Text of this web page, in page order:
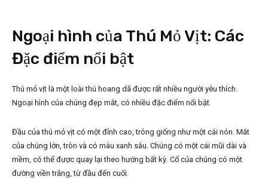
Ngoại hình của Thú Mỏ Vịt: Các
Đặc điểm nổi bật
Thú mỏ vịt là một loài thú hoang dã được rất nhiều người yêu thích.
Ngoại hình của chúng đẹp mắt, có nhiều đặc điểm nổi bật.
Đầu của thú mỏ vịt có một đỉnh cao, trông giống như một cái nón. Mắt
của chúng lớn, tròn và có màu xanh sâu. Chúng có một cái mũi dài và
mềm, có thể được quay lại theo hướng bất kỳ. Cổ của chúng có một
đường viền trắng, từ đầu đến cuối.